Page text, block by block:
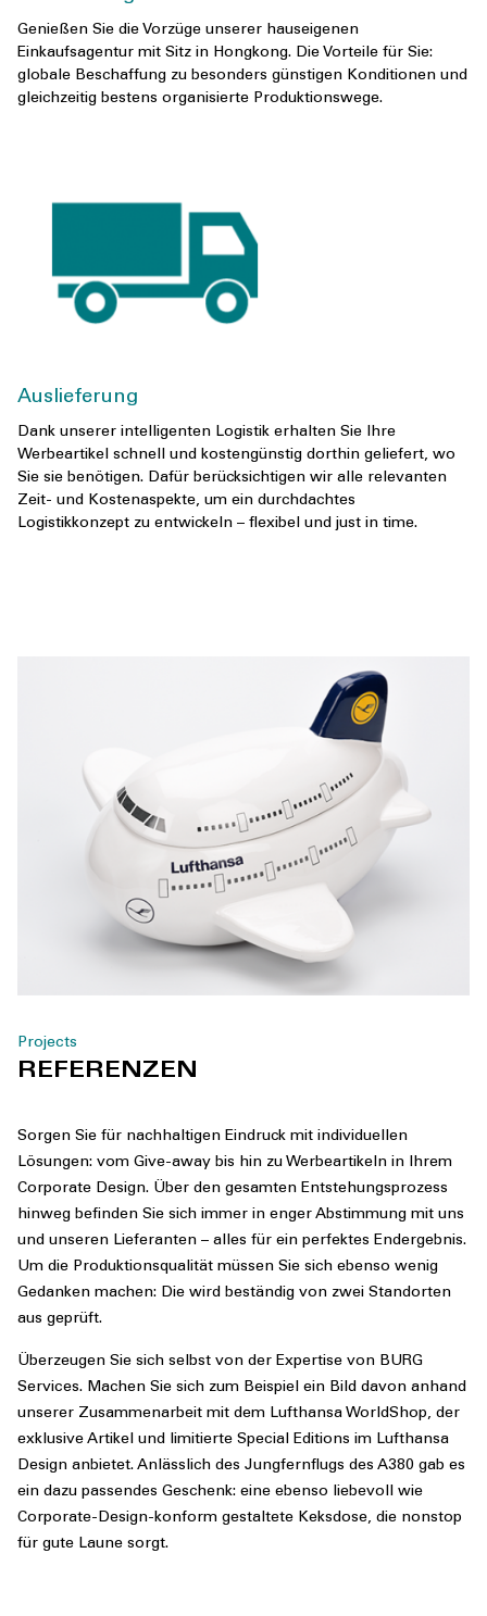
Genießen Sie die Vorzüge unserer hauseigenen
Einkaufsagentur mit Sitz in Hongkong. Die Vorteile für Sie:
globale Beschaffung zu besonders günstigen Konditionen und
gleichzeitig bestens organisierte Produktionswege.
Auslieferung
Dank unserer intelligenten Logistik erhalten Sie Ihre
Werbeartikel schnell und kostengünstig dorthin geliefert, wo
Sie sie benötigen. Dafür berücksichtigen wir alle relevanten
Zeit- und Kostenaspekte, um ein durchdachtes
Logistikkonzept zu entwickeln – flexibel und just in time.
Projects
REFERENZEN
Sorgen Sie für nachhaltigen Eindruck mit individuellen
Lösungen: vom Give-away bis hin zu Werbeartikeln in Ihrem
Corporate Design. Über den gesamten Entstehungsprozess
hinweg befinden Sie sich immer in enger Abstimmung mit uns
und unseren Lieferanten – alles für ein perfektes Endergebnis.
Um die Produktionsqualität müssen Sie sich ebenso wenig
Gedanken machen: Die wird beständig von zwei Standorten
aus geprüft.
Überzeugen Sie sich selbst von der Expertise von BURG
Services. Machen Sie sich zum Beispiel ein Bild davon anhand
unserer Zusammenarbeit mit dem Lufthansa WorldShop, der
exklusive Artikel und limitierte Special Editions im Lufthansa
Design anbietet. Anlässlich des Jungfernflugs des A380 gab es
ein dazu passendes Geschenk: eine ebenso liebevoll wie
Corporate-Design-konform gestaltete Keksdose, die nonstop
für gute Laune sorgt.